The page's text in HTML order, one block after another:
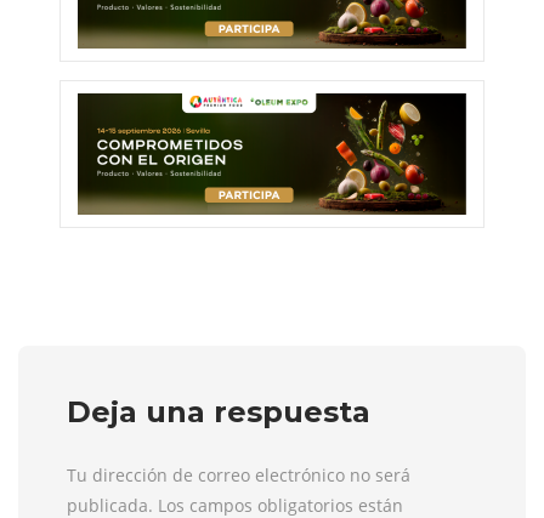
Deja una respuesta
Tu dirección de correo electrónico no será
publicada. Los campos obligatorios están